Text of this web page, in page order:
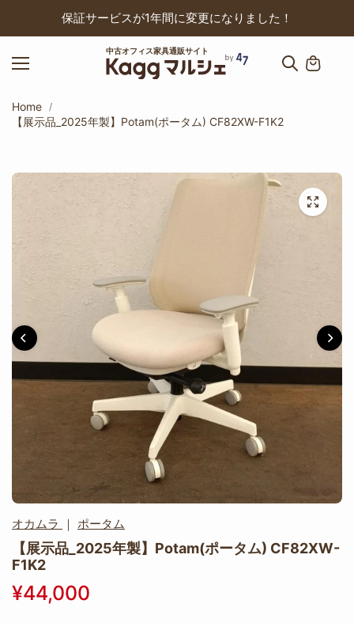
保証サービスが1年間に変更になりました！
中古オフィス家具通販サイト
Home
【展示品_2025年製】Potam(ポータム) CF82XW-F1K2
オカムラ ｜ ポータム
【展示品_2025年製】Potam(ポータム) CF82XW-
F1K2
¥44,000